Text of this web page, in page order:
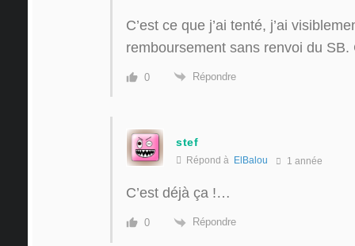
C’est ce que j’ai tenté, j’ai
remboursement sans renvoi du
0 Répondre
stef
Répond à ElBalou 1 année
C’est déjà ça !…
0 Répondre